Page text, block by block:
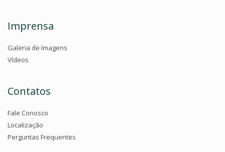
Imprensa
Galeria de Imagens
Vídeos
Contatos
Fale Conosco
Localização
Perguntas Frequentes